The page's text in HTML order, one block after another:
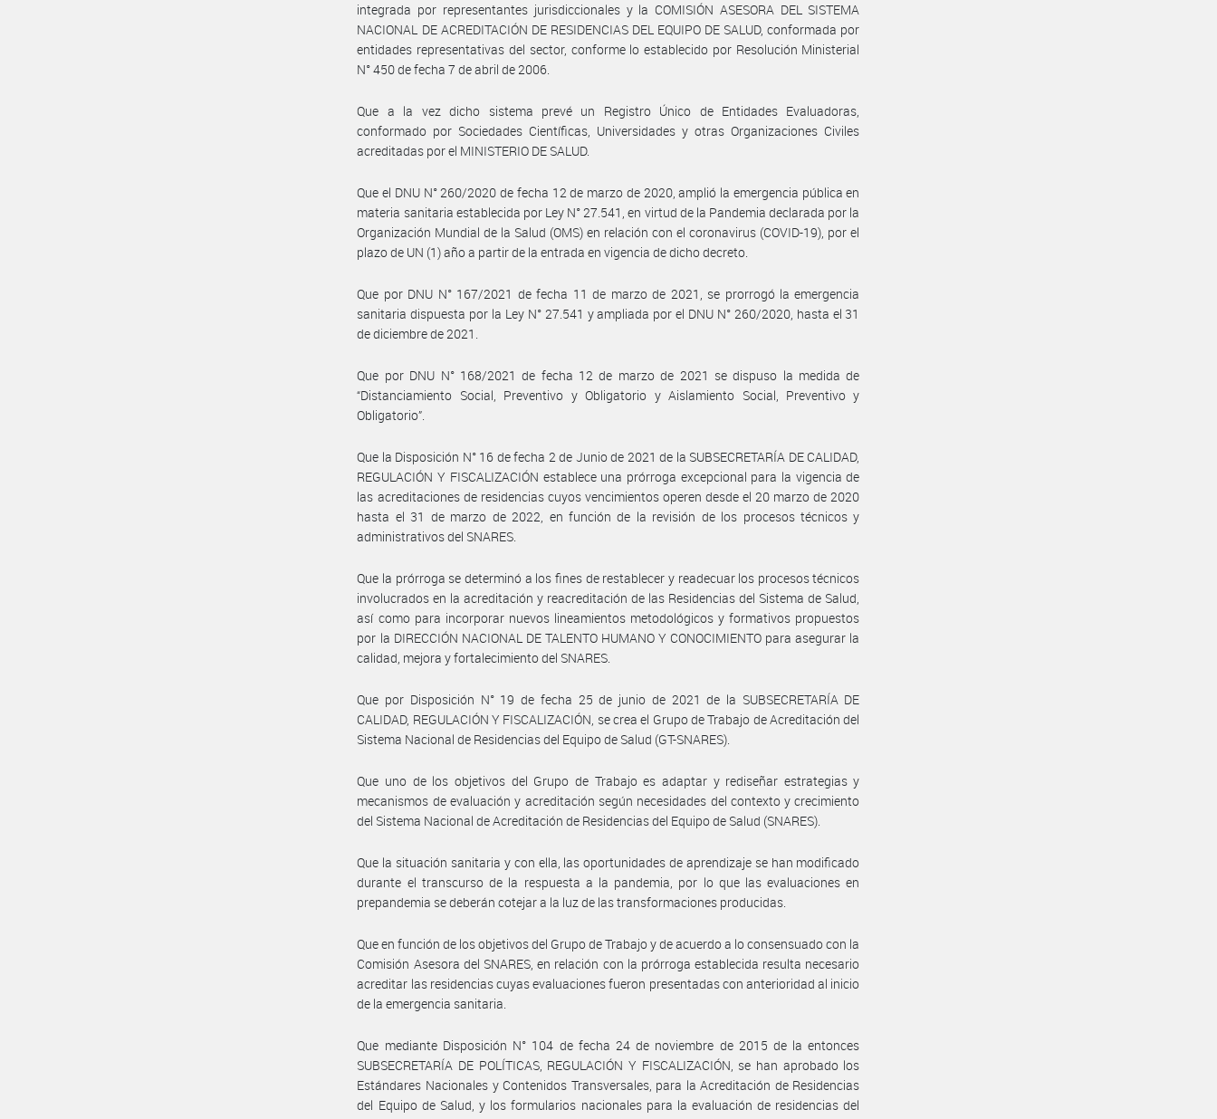
integrada por representantes jurisdiccionales y la COMISIÓN ASESORA DEL SISTEMA
NACIONAL DE ACREDITACIÓN DE RESIDENCIAS DEL EQUIPO DE SALUD, conformada por
entidades representativas del sector, conforme lo establecido por Resolución Ministerial
N° 450 de fecha 7 de abril de 2006.
Que a la vez dicho sistema prevé un Registro Único de Entidades Evaluadoras,
conformado por Sociedades Científicas, Universidades y otras Organizaciones Civiles
acreditadas por el MINISTERIO DE SALUD.
Que el DNU N° 260/2020 de fecha 12 de marzo de 2020, amplió la emergencia pública en
materia sanitaria establecida por Ley N° 27.541, en virtud de la Pandemia declarada por la
Organización Mundial de la Salud (OMS) en relación con el coronavirus (COVID-19), por el
plazo de UN (1) año a partir de la entrada en vigencia de dicho decreto.
Que por DNU N° 167/2021 de fecha 11 de marzo de 2021, se prorrogó la emergencia
sanitaria dispuesta por la Ley N° 27.541 y ampliada por el DNU N° 260/2020, hasta el 31
de diciembre de 2021.
Que por DNU N° 168/2021 de fecha 12 de marzo de 2021 se dispuso la medida de
“Distanciamiento Social, Preventivo y Obligatorio y Aislamiento Social, Preventivo y
Obligatorio”.
Que la Disposición N° 16 de fecha 2 de Junio de 2021 de la SUBSECRETARÍA DE CALIDAD,
REGULACIÓN Y FISCALIZACIÓN establece una prórroga excepcional para la vigencia de
las acreditaciones de residencias cuyos vencimientos operen desde el 20 marzo de 2020
hasta el 31 de marzo de 2022, en función de la revisión de los procesos técnicos y
administrativos del SNARES.
Que la prórroga se determinó a los fines de restablecer y readecuar los procesos técnicos
involucrados en la acreditación y reacreditación de las Residencias del Sistema de Salud,
así como para incorporar nuevos lineamientos metodológicos y formativos propuestos
por la DIRECCIÓN NACIONAL DE TALENTO HUMANO Y CONOCIMIENTO para asegurar la
calidad, mejora y fortalecimiento del SNARES.
Que por Disposición N° 19 de fecha 25 de junio de 2021 de la SUBSECRETARÍA DE
CALIDAD, REGULACIÓN Y FISCALIZACIÓN, se crea el Grupo de Trabajo de Acreditación del
Sistema Nacional de Residencias del Equipo de Salud (GT-SNARES).
Que uno de los objetivos del Grupo de Trabajo es adaptar y rediseñar estrategias y
mecanismos de evaluación y acreditación según necesidades del contexto y crecimiento
del Sistema Nacional de Acreditación de Residencias del Equipo de Salud (SNARES).
Que la situación sanitaria y con ella, las oportunidades de aprendizaje se han modificado
durante el transcurso de la respuesta a la pandemia, por lo que las evaluaciones en
prepandemia se deberán cotejar a la luz de las transformaciones producidas.
Que en función de los objetivos del Grupo de Trabajo y de acuerdo a lo consensuado con la
Comisión Asesora del SNARES, en relación con la prórroga establecida resulta necesario
acreditar las residencias cuyas evaluaciones fueron presentadas con anterioridad al inicio
de la emergencia sanitaria.
Que mediante Disposición N° 104 de fecha 24 de noviembre de 2015 de la entonces
SUBSECRETARÍA DE POLÍTICAS, REGULACIÓN Y FISCALIZACIÓN, se han aprobado los
Estándares Nacionales y Contenidos Transversales, para la Acreditación de Residencias
del Equipo de Salud, y los formularios nacionales para la evaluación de residencias del